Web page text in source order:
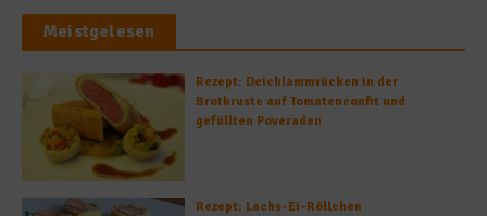
Meistgelesen
Rezept: Deichlammrücken in der
Brotkruste auf Tomatenconfit und
gefüllten Poveraden
Rezept: Lachs-Ei-Röllchen